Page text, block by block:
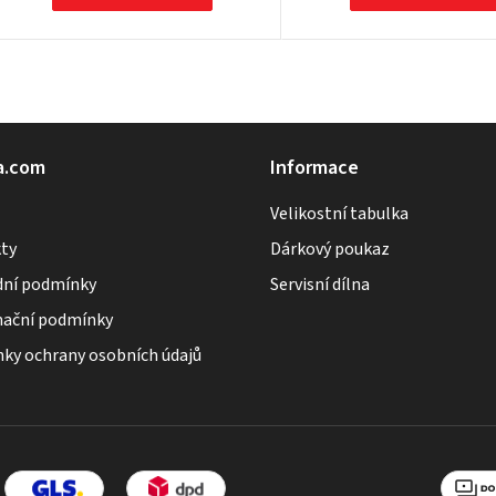
k
v
podmínky
podmínky
ochrany osobních údajů
Informace
Velikostní tabulka
Dárkový poukaz
Servisní dílna